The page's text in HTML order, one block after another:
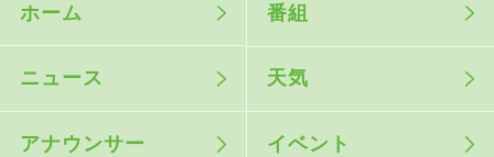
ホーム 番組
ニュース 天気
アナウンサー イベント